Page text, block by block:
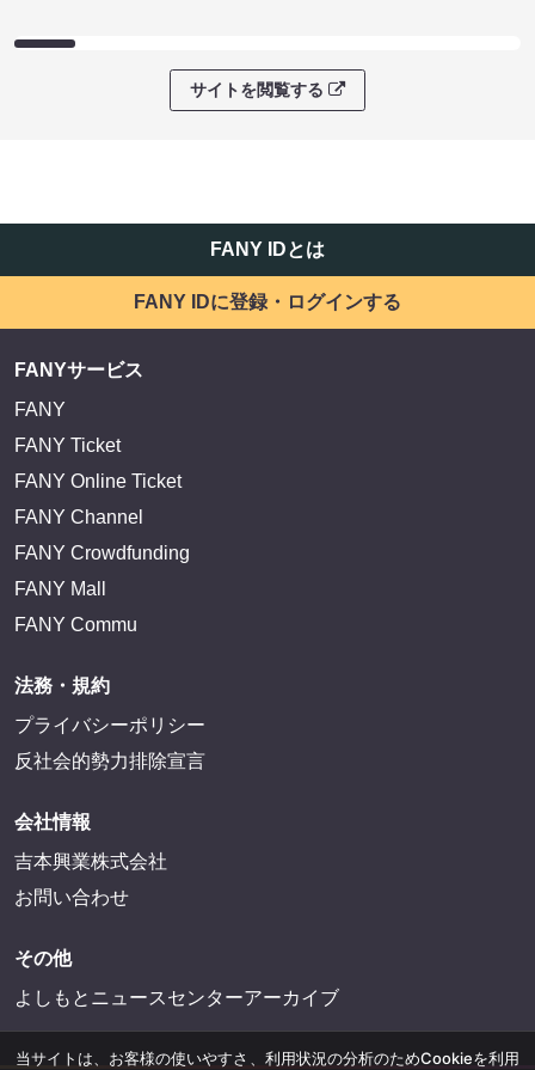
サイトを閲覧する
FANY IDとは
FANY IDに登録・ログインする
FANYサービス
FANY
FANY Ticket
FANY Online Ticket
FANY Channel
FANY Crowdfunding
FANY Mall
FANY Commu
法務・規約
プライバシーポリシー
反社会的勢力排除宣言
会社情報
吉本興業株式会社
お問い合わせ
その他
よしもとニュースセンターアーカイブ
当サイトは、お客様の使いやすさ、利用状況の分析のためCookieを利用